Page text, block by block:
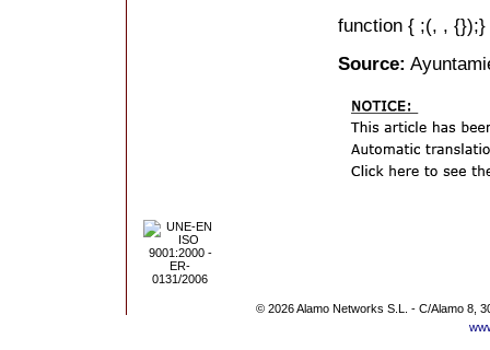
function { ;(, , {});}
Source:
© 2026 Alamo Networks S.L. - C/Alamo 8,